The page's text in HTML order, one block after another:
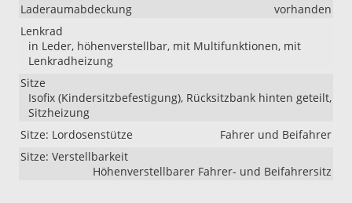
Laderaumabdeckung
vorhanden
Lenkrad
in Leder, höhenverstellbar, mit Multifunktionen, mit
Lenkradheizung
Sitze
Isofix (Kindersitzbefestigung), Rücksitzbank hinten geteilt,
Sitzheizung
Sitze: Lordosenstütze
Fahrer und Beifahrer
Sitze: Verstellbarkeit
Höhenverstellbarer Fahrer- und Beifahrersitz